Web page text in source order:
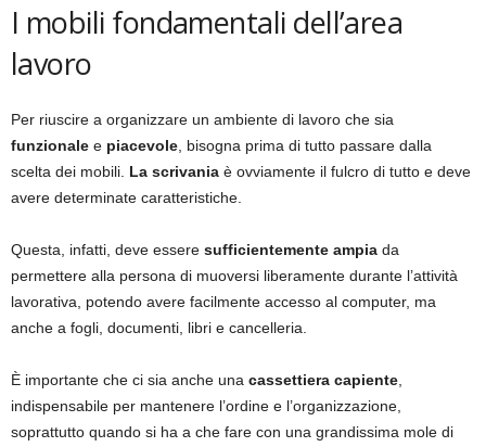
I mobili fondamentali dell’area
lavoro
Per riuscire a organizzare un ambiente di lavoro che sia
funzionale e piacevole , bisogna prima di tutto passare dalla
scelta dei mobili. La scrivania è ovviamente il fulcro di tutto e deve
avere determinate caratteristiche.
Questa, infatti, deve essere sufficientemente ampia da
permettere alla persona di muoversi liberamente durante l’attività
lavorativa, potendo avere facilmente accesso al computer, ma
anche a fogli, documenti, libri e cancelleria.
È importante che ci sia anche una cassettiera capiente
indispensabile per mantenere l’ordine e l’organizzazione,
soprattutto quando si ha a che fare con una grandissima mole di